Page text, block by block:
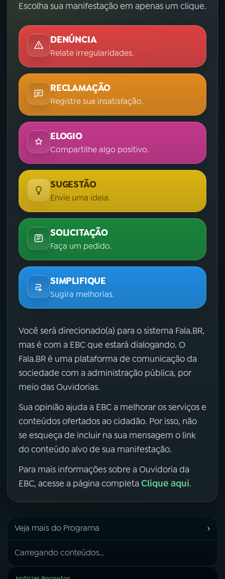
Escolha sua manifestação em apenas um clique.
DENÚNCIA
Relate irregularidades.
RECLAMAÇÃO
Registre sua insatisfação.
ELOGIO
Compartilhe algo positivo.
SUGESTÃO
Envie uma ideia.
SOLICITAÇÃO
Faça um pedido.
SIMPLIFIQUE
Sugira melhorias.
Você será direcionado(a) para o sistema Fala.BR,
mas é com a EBC que estará dialogando. O
Fala.BR é uma plataforma de comunicação da
sociedade com a administração pública, por
meio das Ouvidorias.
Sua opinião ajuda a EBC a melhorar os serviços e
conteúdos ofertados ao cidadão. Por isso, não
se esqueça de incluir na sua mensagem o link
do conteúdo alvo de sua manifestação.
Para mais informações sobre a Ouvidoria da
EBC, acesse a página completa Clique aqui.
Veja mais do Programa ›
Carregando conteúdos...